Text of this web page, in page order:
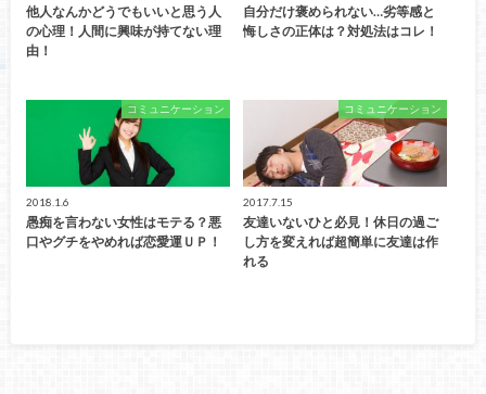
他人なんかどうでもいいと思う人
の心理！人間に興味が持てない理
由！
自分だけ褒められない…劣等感と
悔しさの正体は？対処法はコレ！
コミュニケーション
2018.1.6
愚痴を言わない女性はモテる？悪
口やグチをやめれば恋愛運ＵＰ！
コミュニケーション
2017.7.15
友達いないひと必見！休日の過ご
し方を変えれば超簡単に友達は作
れる